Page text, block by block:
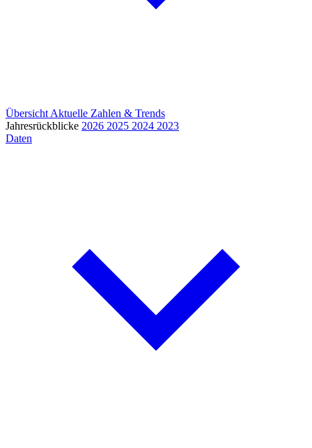
Übersicht Aktuelle Zahlen & Trends
Jahresrückblicke 2026 2025 2024 2023
Daten